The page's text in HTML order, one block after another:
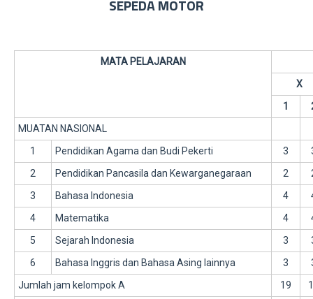
SEPEDA MOTOR
MATA PELAJARAN
X
1
MUATAN NASIONAL
1
Pendidikan Agama dan Budi Pekerti 3
2
Pendidikan Pancasila dan Kewarganegaraan 2
3
Bahasa Indonesia 4
4
Matematika 4
5
Sejarah Indonesia 3
6
Bahasa Inggris dan Bahasa Asing lainnya 3
Jumlah jam kelompok A
19